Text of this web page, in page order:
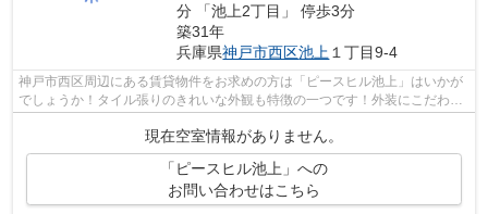
分 「池上2丁目」 停歩3分
築31年
兵庫県神戸市西区池上 １丁目9-4
神戸市西区周辺にある賃貸物件をお求めの方は「ピースヒル池上」はいかが
でしょうか！タイル張りのきれいな外観も特徴の一つです！外装にこだわっ
現在空室情報がありません。
「ピースヒル池上」への
お問い合わせはこちら